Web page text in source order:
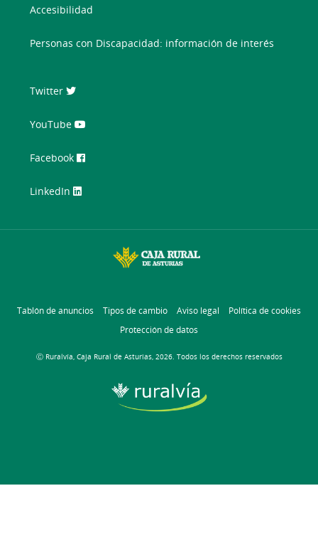
Accesibilidad
Personas con Discapacidad: información de interés
Twitter
YouTube
Facebook
LinkedIn
Tablón de anuncios Tipos de cambio Aviso legal
Política de cookies
Protección de datos
Ⓒ Ruralvía, Caja Rural de Asturias, 2026. Todos los derechos reservados